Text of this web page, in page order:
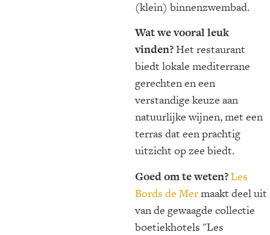
(klein) binnenzwembad.
Wat we vooral leuk
vinden?Het restaurant
biedt lokale mediterrane
gerechten en een
verstandige keuze aan
natuurlijke wijnen, met een
terras dat een prachtig
uitzicht op zee biedt.
Goed om te weten?Les
Bords de Mermaakt deel uit
van de gewaagde collectie
boetiekhotels "Les